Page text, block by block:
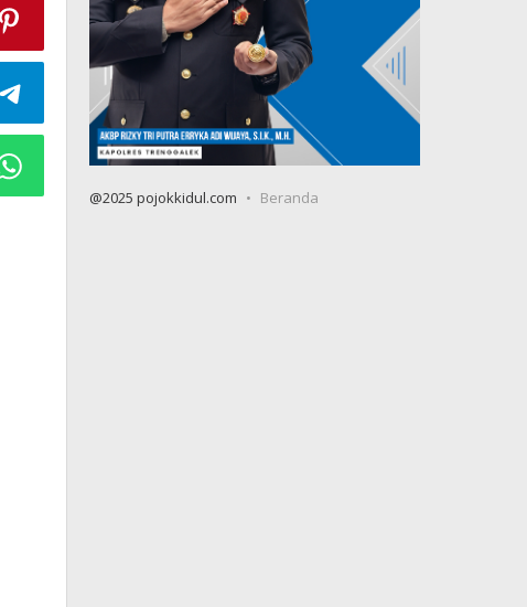
@2025 pojokkidul.com Beranda